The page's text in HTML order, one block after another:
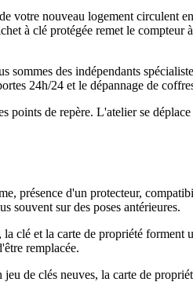
votre nouveau logement circulent
à clé protégée remet le compteur
sommes des indépendants
24h/24 et le dépannage de
points de repère. L'atelier se
présence d'un protecteur,
souvent sur des poses antérieures.
clé et la carte de propriété forment
remplacée.
de clés neuves, la carte de